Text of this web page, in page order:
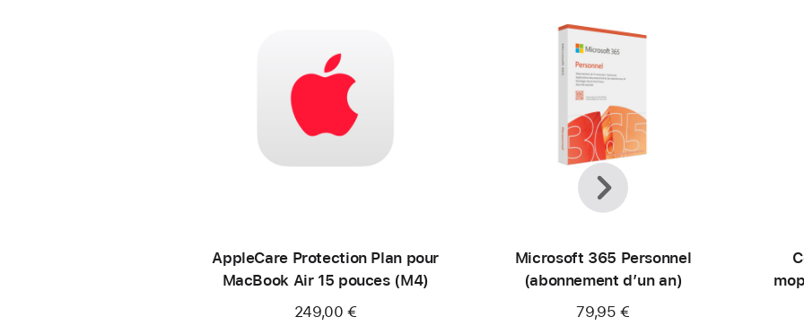
AppleCare Protection Plan pour
MacBook Air 15 pouces (M4)
249,00 €
Microsoft 365 Personnel
(abonnement d’un an)
79,95 €
Précédent
Suivant